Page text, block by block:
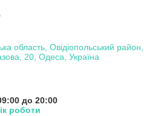
область, Овідіопольський район,
20, Одеса, Україна
до 20:00
роботи